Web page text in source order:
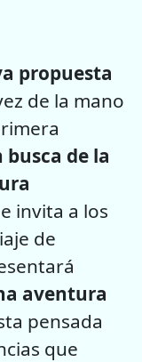
propuesta
de la mano
busca de la
invita a los
de
aventura
pensada
que